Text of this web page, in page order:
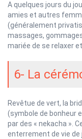
A quelques jours du
amies et autres
(généralement
massages,
mariée de se relaxer
6- La
Revêtue de vert, la
(symbole de bonheur
par des « nekacha ».
enterrement de vie de